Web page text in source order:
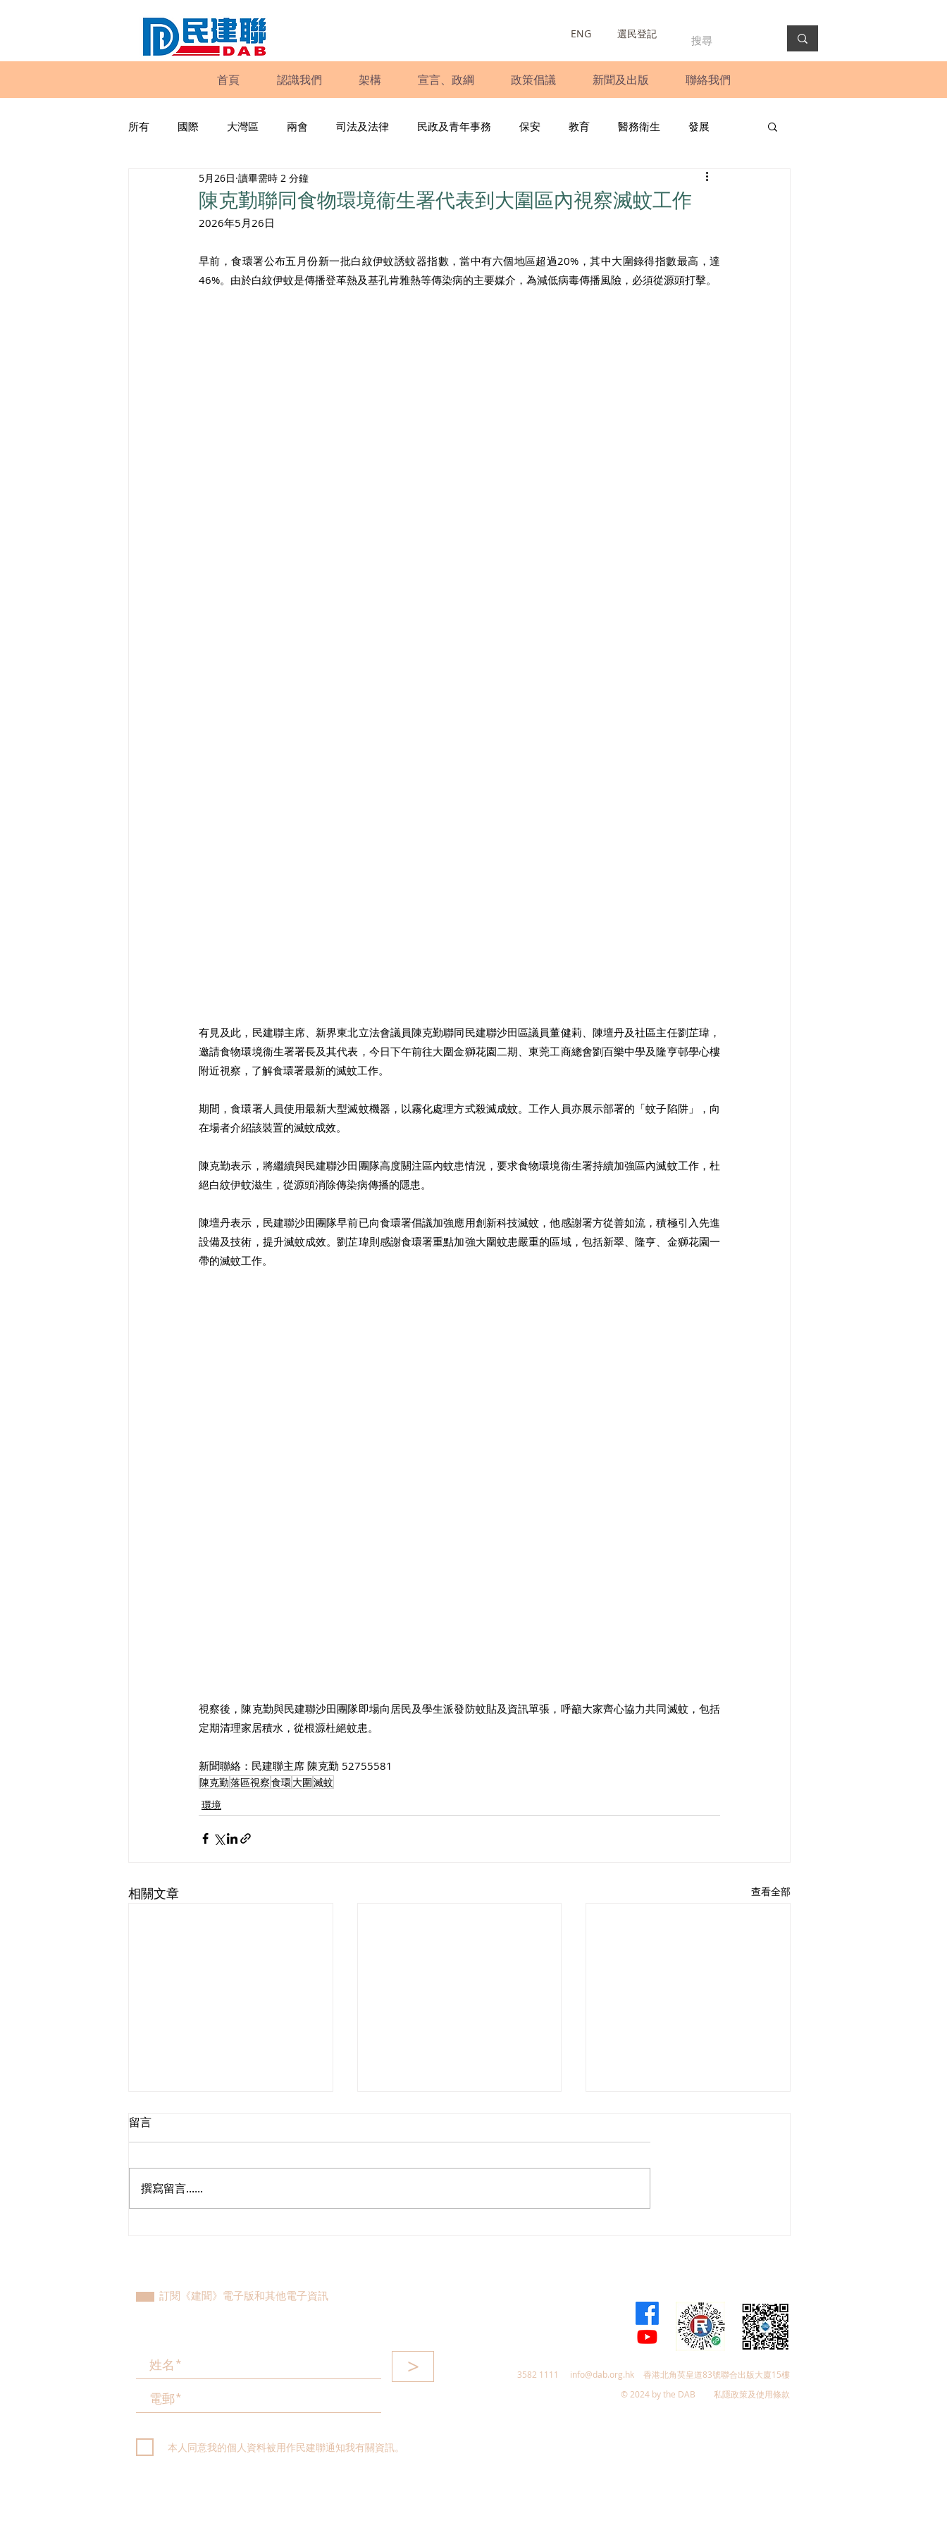
ENG 選民登記
首頁 認識我們 架構 宣言、政綱 政策倡議 新聞及出版 聯絡我們
所有 國際 大灣區 兩會 司法及法律 民政及青年事務 保安 教育 醫務衛生 發展
工商專業 家庭 圓桌會議
陳克勤聯同食物環境衞生署代表到大圍區內視察滅蚊工作
5月26日 讀畢需時 2 分鐘
2026年5月26日
早前，食環署公布五月份新一批白紋伊蚊誘蚊器指數，當中有六個地區超過20%，其中大圍錄得指數最高，達
46%。由於白紋伊蚊是傳播登革熱及基孔肯雅熱等傳染病的主要媒介，為減低病毒傳播風險，必須從源頭打擊。
有見及此，民建聯主席、新界東北立法會議員陳克勤聯同民建聯沙田區議員董健莉、陳壇丹及社區主任劉芷瑋，
邀請食物環境衞生署署長及其代表，今日下午前往大圍金獅花園二期、東莞工商總會劉百樂中學及隆亨邨學心樓
附近視察，了解食環署最新的滅蚊工作。
期間，食環署人員使用最新大型滅蚊機器，以霧化處理方式殺滅成蚊。工作人員亦展示部署的「蚊子陷阱」，向
在場者介紹該裝置的滅蚊成效。
陳克勤表示，將繼續與民建聯沙田團隊高度關注區內蚊患情況，要求食物環境衞生署持續加強區內滅蚊工作，杜
絕白紋伊蚊滋生，從源頭消除傳染病傳播的隱患。
陳壇丹表示，民建聯沙田團隊早前已向食環署倡議加強應用創新科技滅蚊，他感謝署方從善如流，積極引入先進
設備及技術，提升滅蚊成效。劉芷瑋則感謝食環署重點加強大圍蚊患嚴重的區域，包括新翠、隆亨、金獅花園一
帶的滅蚊工作。
視察後，陳克勤與民建聯沙田團隊即場向居民及學生派發防蚊貼及資訊單張，呼籲大家齊心協力共同滅蚊，包括
定期清理家居積水，從根源杜絕蚊患。
新聞聯絡：民建聯主席 陳克勤 52755581
陳克勤落區視察食環大圍滅蚊
環境
相關文章 查看全部
留言
撰寫留言......
訂閱《建聞》電子版和其他電子資訊
>
本人同意我的個人資料被用作民建聯通知我有關資訊。
3582 1111 info@dab.org.hk
香港北角英皇道83號聯合出版大廈15樓
© 2024 by the DAB
私隱政策及使用條款